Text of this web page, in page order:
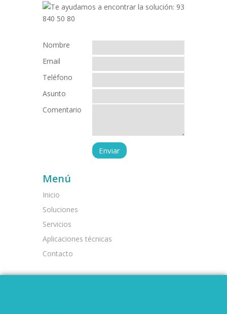
Nombre
Email
Teléfono
Asunto
Comentario
Menú
Inicio
Soluciones
Servicios
Aplicaciones técnicas
Contacto